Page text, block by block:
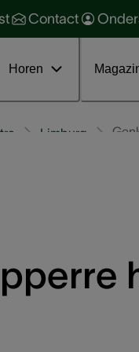
Contact
Horen
en soorten
en
Limburg